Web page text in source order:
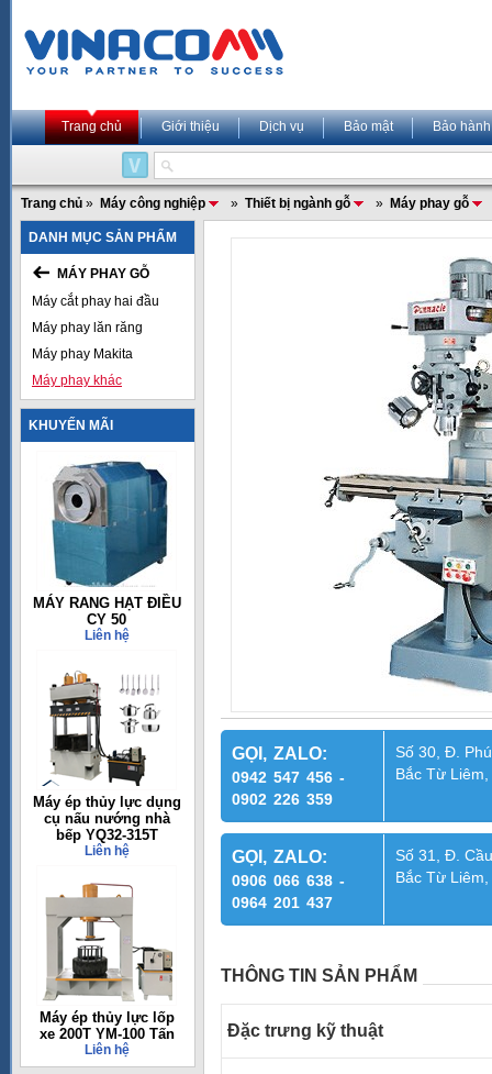
Trang chủ Giới thiệu Dịch vụ Bảo mật Bảo hành
Trang chủ » Máy công nghiệp » Thiết bị ngành gỗ » Máy phay gỗ
DANH MỤC SẢN PHẨM
MÁY PHAY GỖ
Máy cắt phay hai đầu
Máy phay lăn răng
Máy phay Makita
Máy phay khác
KHUYẾN MÃI
MÁY RANG HẠT ĐIỀU
CY 50
Liên hệ
Máy ép thủy lực dụng
cụ nấu nướng nhà
bếp YQ32-315T
Liên hệ
Máy ép thủy lực lốp
xe 200T YM-100 Tấn
Liên hệ
GỌI, ZALO:
0942 547 456 -
0902 226 359
Số 30, Đ.
Bắc Từ
GỌI, ZALO:
0906 066 638 -
0964 201 437
Số 31, Đ.
Bắc Từ
THÔNG TIN SẢN PHẨM
Đặc trưng kỹ thuật